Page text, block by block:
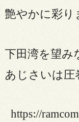
艶やかに彩り
下田湾を望み
あじさいは圧
https://